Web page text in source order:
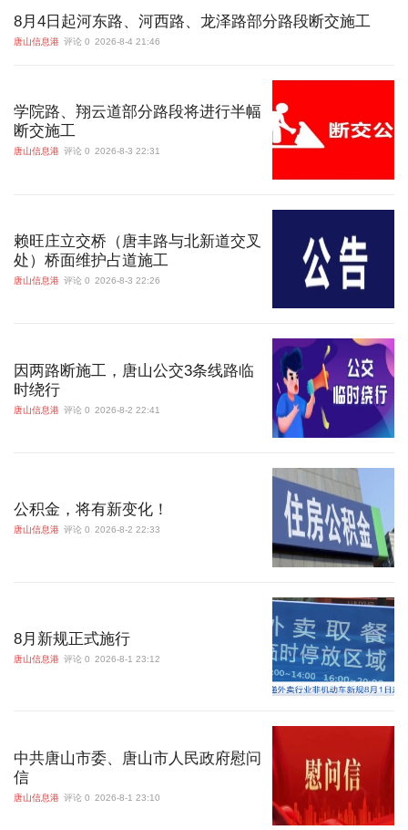
8月4日起河东路、河西路、龙泽路部分路段断交施工
唐山信息港 评论 0 2026-8-4 21:46
学院路、翔云道部分路段将进行半幅
断交施工
唐山信息港 评论 0 2026-8-3 22:31
赖旺庄立交桥（唐丰路与北新道交叉
处）桥面维护占道施工
唐山信息港 评论 0 2026-8-3 22:26
因两路断施工，唐山公交3条线路临
时绕行
唐山信息港 评论 0 2026-8-2 22:41
公积金，将有新变化！
唐山信息港 评论 0 2026-8-2 22:33
8月新规正式施行
唐山信息港 评论 0 2026-8-1 23:12
中共唐山市委、唐山市人民政府慰问
信
唐山信息港 评论 0 2026-8-1 23:10